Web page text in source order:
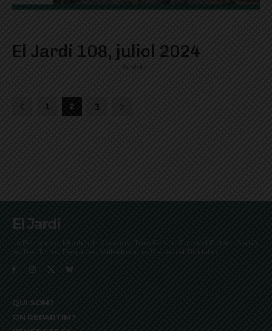
El Jardí 108, juliol 2024
Publicitat
1 2 3
El Jardí
La Bonanova, Monterols, Galvany, Turó Parc, el Farró, el Putxet, Sarrià,
les Tres Torres, Pedralbes, Vallvidrera, les Planes i el Tibidabo
QUI SOM?
ON REPARTIM?